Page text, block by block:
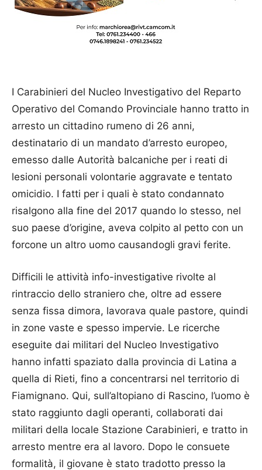
I Carabinieri del Nucleo Investigativo del Reparto
Operativo del Comando Provinciale hanno tratto in
arresto un cittadino rumeno di 26 anni,
destinatario di un mandato d’arresto europeo,
emesso dalle Autorità balcaniche per i reati di
lesioni personali volontarie aggravate e tentato
omicidio. I fatti per i quali è stato condannato
risalgono alla fine del 2017 quando lo stesso, nel
suo paese d’origine, aveva colpito al petto con un
forcone un altro uomo causandogli gravi ferite.
Difficili le attività info-investigative rivolte al
rintraccio dello straniero che, oltre ad essere
senza fissa dimora, lavorava quale pastore, quindi
in zone vaste e spesso impervie. Le ricerche
eseguite dai militari del Nucleo Investigativo
hanno infatti spaziato dalla provincia di Latina a
quella di Rieti, fino a concentrarsi nel territorio di
Fiamignano. Qui, sull’altopiano di Rascino, l’uomo è
stato raggiunto dagli operanti, collaborati dai
militari della locale Stazione Carabinieri, e tratto in
arresto mentre era al lavoro. Dopo le consuete
formalità, il giovane è stato tradotto presso la